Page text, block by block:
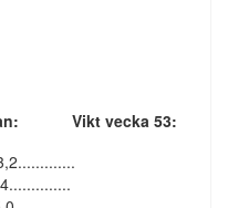
Vikt vecka 53: